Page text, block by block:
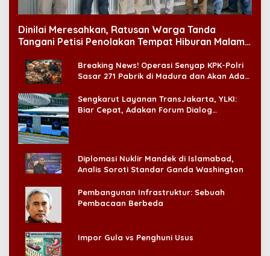
Dinilai Meresahkan, Ratusan Warga Tanda
Tangani Petisi Penolakan Tempat Hiburan Malam
Breaking News! Operasi Senyap KPK-Polri
Sasar 271 Pabrik di Madura dan Akan Ada
Sengkarut Layanan TransJakarta, YLKI:
Biar Cepat, Adakan Forum Dialog
Diplomasi Nuklir Mandek di Islamabad,
Analis Soroti Standar Ganda Washington
Pembangunan Infrastruktur: Sebuah
Pembacaan Berbeda
Impor Gula vs Penghuni Usus